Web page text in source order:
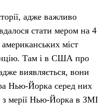
адже важливо
стати мером на 4
міст
Там і в США про
виявляється, вони
Нью-Йорка серед них
мерії Нью-Йорка в ЗМІ